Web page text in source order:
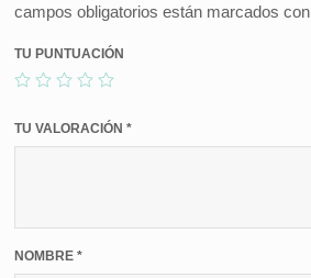
campos obligatorios están marcados con
TU PUNTUACIÓN
TU VALORACIÓN *
NOMBRE *